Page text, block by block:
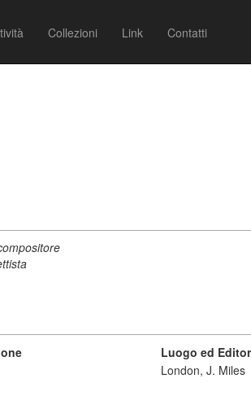
Collezioni Link Contatti
Luogo ed
London, J. Miles